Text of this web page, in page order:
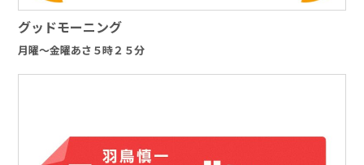
グッドモーニング
月曜～金曜あさ５時２５分